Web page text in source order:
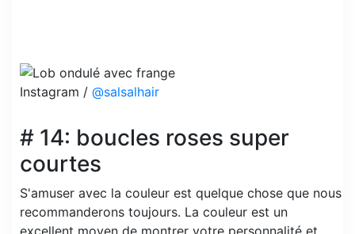
Instagram / @salsalhair
# 14: boucles roses super
courtes
S'amuser avec la couleur est quelque chose que nous
recommanderons toujours. La couleur est un